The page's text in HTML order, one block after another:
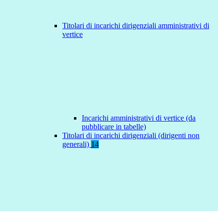
Titolari di incarichi dirigenziali amministrativi di
vertice
Incarichi amministrativi di vertice (da
pubblicare in tabelle)
Titolari di incarichi dirigenziali (dirigenti non
generali) 14